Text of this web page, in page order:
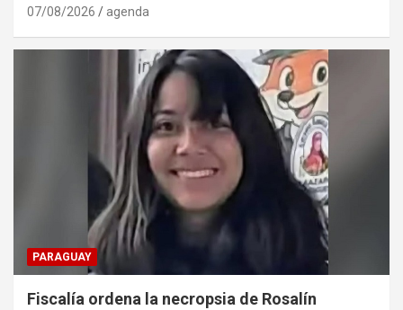
07/08/2026 agenda
PARAGUAY
Fiscalía ordena la necropsia de Rosalín